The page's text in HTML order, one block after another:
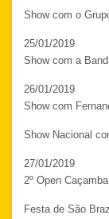
Show com o
25/01/2019
Show com a
26/01/2019
Show com
Show Nacional
27/01/2019
2º Open
Festa de São